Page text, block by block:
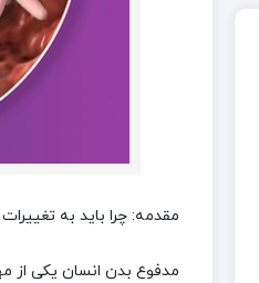
مقدمه: چرا باید به
مدفوع بدن انسان یکی از